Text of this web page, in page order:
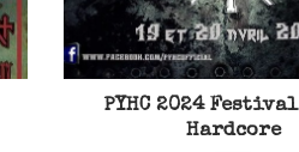
PYHC 2024
Hardcore